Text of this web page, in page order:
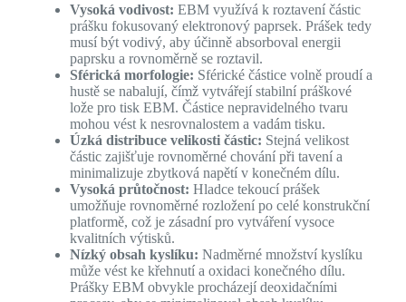
Vysoká vodivost: EBM využívá k roztavení částic
prášku fokusovaný elektronový paprsek. Prášek tedy
musí být vodivý, aby účinně absorboval energii
paprsku a rovnoměrně se roztavil.
Sférická morfologie: Sférické částice volně proudí a
hustě se nabalují, čímž vytvářejí stabilní práškové
lože pro tisk EBM. Částice nepravidelného tvaru
mohou vést k nesrovnalostem a vadám tisku.
Úzká distribuce velikosti částic: Stejná velikost
částic zajišťuje rovnoměrné chování při tavení a
minimalizuje zbytková napětí v konečném dílu.
Vysoká průtočnost: Hladce tekoucí prášek
umožňuje rovnoměrné rozložení po celé konstrukční
platformě, což je zásadní pro vytváření vysoce
kvalitních výtisků.
Nízký obsah kyslíku: Nadměrné množství kyslíku
může vést ke křehnutí a oxidaci konečného dílu.
Prášky EBM obvykle procházejí deoxidačními